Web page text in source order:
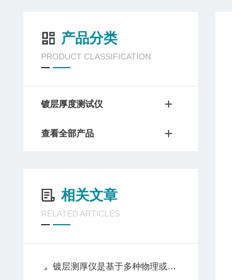
产品分类
PRODUCT CLASSIFICATION
镀层厚度测试仪
查看全部产品
相关文章
RELATED ARTICLES
镀层测厚仪是基于多种物理或化学原理设计的